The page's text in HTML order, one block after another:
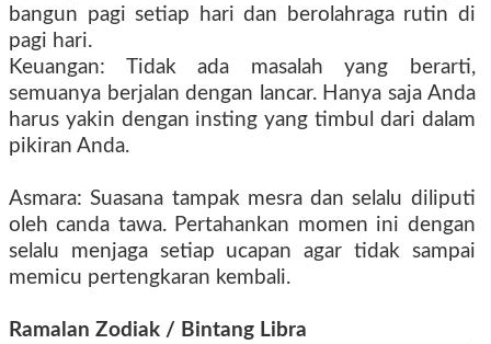
bangun pagi setiap hari dan berolahraga rutin di
pagi hari.
Keuangan: Tidak ada masalah yang berarti,
semuanya berjalan dengan lancar. Hanya saja Anda
harus yakin dengan insting yang timbul dari dalam
pikiran Anda.
Asmara: Suasana tampak mesra dan selalu diliputi
oleh canda tawa. Pertahankan momen ini dengan
selalu menjaga setiap ucapan agar tidak sampai
memicu pertengkaran kembali.
Ramalan Zodiak / Bintang Libra